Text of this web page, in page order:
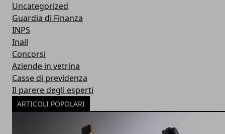
Uncategorized
Guardia di Finanza
INPS
Inail
Concorsi
Aziende in vetrina
Casse di previdenza
Il parere degli esperti
ARTICOLI POPOLARI